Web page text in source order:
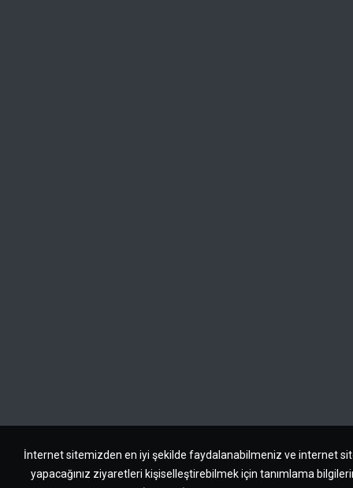
İnternet sitemizden en iyi şekilde faydalanabilmeniz ve internet
yapacağınız ziyaretleri kişiselleştirebilmek için tanımlama